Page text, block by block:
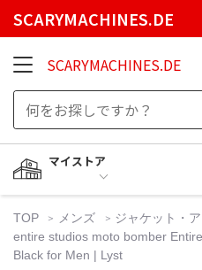
SCARYMACHINES.DE
SCARYMACHINES.DE
マイストア
TOP メンズ ジャケット・
entire studios moto bomber
Black for Men | Lyst